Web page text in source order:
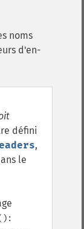
noms
d'en-
défini
,
le